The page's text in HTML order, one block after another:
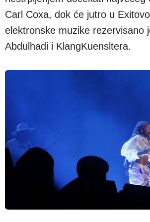
Carl Coxa, dok će jutro u
elektronske muzike rezervisano
Abdulhadi i KlangKuensltera.